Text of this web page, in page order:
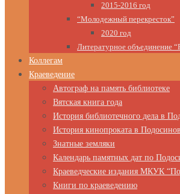
2015-2016 год
“Молодежный перекресток”
2020 год
Литературное объединение
Коллегам
Краеведение
Автограф на память библиотеке
Вятская книга года
История библиотечного дела в
История кинопроката в
Знатные земляки
Календарь памятных дат по
Краеведческие издания МКУК
Книги по краеведению